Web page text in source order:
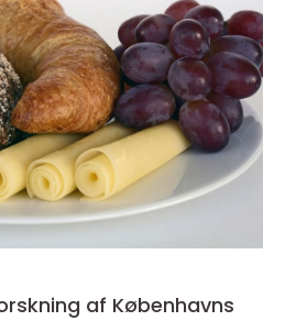
af Københavns